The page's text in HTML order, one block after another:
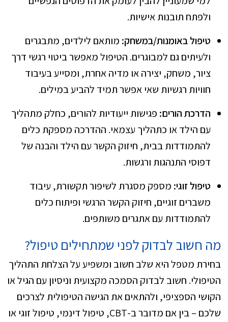
ולפתח תובנות אישיות.
טיפול באומנות/במשחק: מותאם לילדים, מתבגרים
ולעיתים גם למבוגרים. הטיפול מאפשר ביטוי רגשי דרך
ציור, משחק, יצירה או מדיה אחרת, ומסייע בעיבוד
חוויות רגשיות שאי אפשר תמיד להביע במילים.
הדרכת הורים: פגישות ייעודיות להורים, כחלק מתהליך
עם הילד או כתהליך עצמאי. ההדרכה מספקת כלים
להתמודדות בבית, חיזוק הקשר עם הילד והבנה של
דפוסי התנהגות ורגשות.
טיפול זוגי: מספק מסגרת לשיפור תקשורת, עיבוד
משברים זוגיים, חיזוק הקשר הרגשי ופיתוח כלים
להתמודדות עם אתגרים משותפים.
מה חשוב לבדוק לפני שמתחילים טיפול?
בחירת מטפל היא שלב חשוב ומשפיע על הצלחת התהליך
הטיפולי. חשוב לבדוק הסמכה מקצועית וניסיון עם הגיל או
הקושי הספציפי, ולהתאים את הגישה הטיפולית לצרכים
שלכם – בין אם מדובר ב-CBT, טיפול דינמי, טיפול זוגי או